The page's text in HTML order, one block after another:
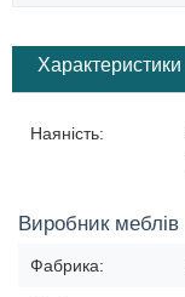
Характеристики
Наяність:
Виробник меблів
Фабрика: